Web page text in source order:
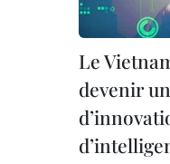
Le
devenir